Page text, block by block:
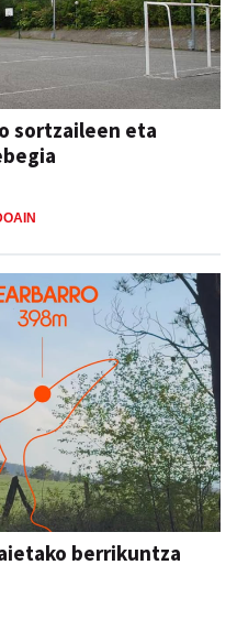
sortzaileen eta
berrikuntza